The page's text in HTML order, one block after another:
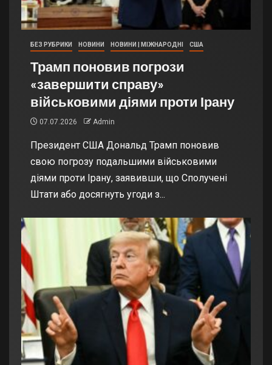
БЕЗ РУБРИКИ НОВИНИ НОВИНИ | МІЖНАРОДНІ США
Трамп поновив погрози
«завершити справу»
військовими діями проти Ірану
07.07.2026 Admin
Президент США Дональд Трамп поновив
свою погрозу подальшими військовими
діями проти Ірану, заявивши, що Сполучені
Штати або досягнуть угоди з...